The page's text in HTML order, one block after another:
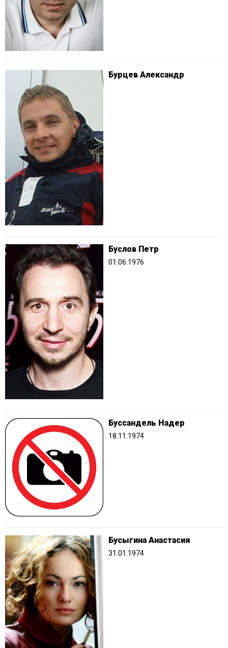
Бурцев Александр
Буслов Петр
01.06.1976
Буссандель Надер
18.11.1974
Бусыгина Анастасия
31.01.1974